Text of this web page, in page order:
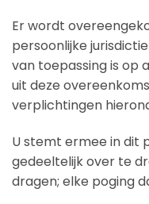
Er wordt
persoonlijke
van toepassing is op
uit deze
verplichtingen
U stemt ermee in dit
gedeeltelijk over te
dragen; elke poging